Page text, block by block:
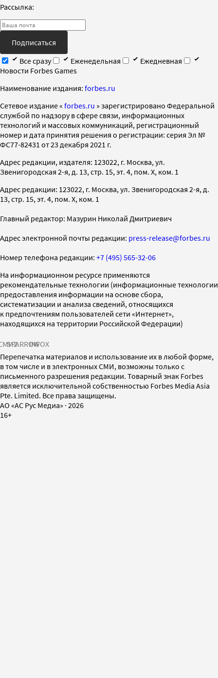
Рассылка:
Подписаться
Все сразу
Еженедельная
Ежедневная
Новости Forbes Games
Наименование издания: forbes.ru
Cетевое издание « forbes.ru » зарегистрировано Федеральной
службой по надзору в сфере связи, информационных
технологий и массовых коммуникаций, регистрационный
номер и дата принятия решения о регистрации: серия Эл №
ФС77-82431 от 23 декабря 2021 г.
Адрес редакции, издателя: 123022, г. Москва, ул.
Звенигородская 2-я, д. 13, стр. 15, эт. 4, пом. X, ком. 1
Адрес редакции: 123022, г. Москва, ул. Звенигородская 2-я, д.
13, стр. 15, эт. 4, пом. X, ком. 1
Главный редактор: Мазурин Николай Дмитриевич
Адрес электронной почты редакции: press-release@forbes.ru
Номер телефона редакции: +7 (495) 565-32-06
На информационном ресурсе применяются
рекомендательные технологии (информационные технологии
предоставления информации на основе сбора,
систематизации и анализа сведений, относящихся
к предпочтениям пользователей сети «Интернет»,
находящихся на территории Российской Федерации)
SPARROWINFOX
Перепечатка материалов и использование их в любой форме,
в том числе и в электронных СМИ, возможны только с
письменного разрешения редакции. Товарный знак Forbes
является исключительной собственностью Forbes Media Asia
Pte. Limited. Все права защищены.
AO «АС Рус Медиа» · 2026
16+